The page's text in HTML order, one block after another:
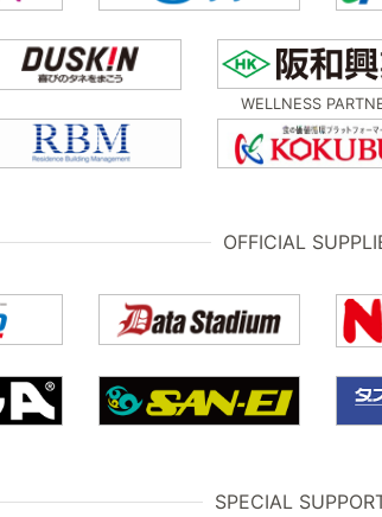
WELLNESS
OFFICIAL
SPECIAL